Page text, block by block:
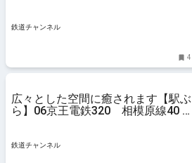
鉄道チャンネル
4
広々とした空間に癒されます【駅ぶ
ら】06京王電鉄320 相模原線40 |
鉄道チャンネル